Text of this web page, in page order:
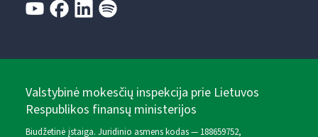
Valstybinė mokesčių inspekcija prie Lietuvos
Respublikos finansų ministerijos
Biudžetinė įstaiga. Juridinio asmens kodas — 188659752,